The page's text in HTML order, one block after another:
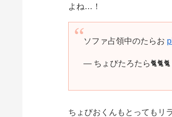
よね…！
ソファ占領中のたらお
— ちょびたろたら
ちょびおくんもとってもリ